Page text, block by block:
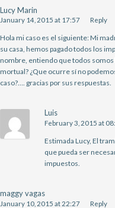
Lucy Marin
January 14, 2015 at 17:57 Reply
Hola mi caso es el siguiente: Mi
su casa, hemos pagado todos los
nombre, entiendo que todos
mortual? ¿Que ocurre sí no
caso?…. gracias por sus respuestas.
Luis
February 3, 2015 at
Estimada Lucy, El
que pueda ser
impuestos.
maggy vagas
January 10, 2015 at 22:27 Reply